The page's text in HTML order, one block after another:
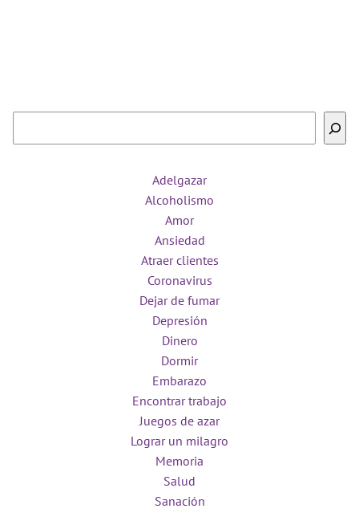
Adelgazar
Alcoholismo
Amor
Ansiedad
Atraer clientes
Coronavirus
Dejar de fumar
Depresión
Dinero
Dormir
Embarazo
Encontrar trabajo
Juegos de azar
Lograr un milagro
Memoria
Salud
Sanación